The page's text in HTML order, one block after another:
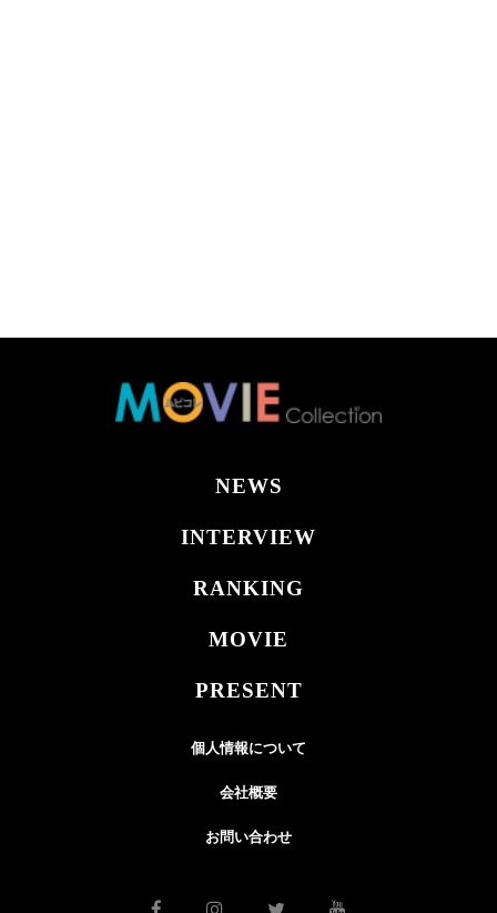
NEWS
INTERVIEW
RANKING
MOVIE
PRESENT
個人情報について
会社概要
お問い合わせ